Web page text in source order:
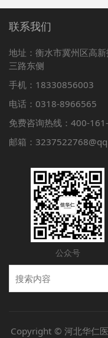
联系我们
地址：衡水市冀州区高
三路东侧
手机：18330856003
电话：0318-8966565
免费咨询热线：400-
邮箱：
公众号
Copyright © 河北华仁